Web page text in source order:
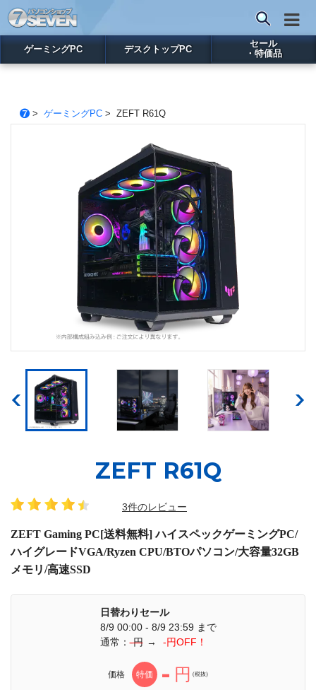
ゲーミングPC デスクトップPC
セール
・特価品
> ゲーミングPC> ZEFT R61Q
ZEFT R61Q
3件のレビュー
ZEFT Gaming PC[送料無料] ハイスペックゲーミングPC/
ハイグレードVGA/Ryzen CPU/BTOパソコン/大容量32GB
メモリ/高速SSD
日替わりセール
8/9 00:00 - 8/9 23:59 まで
通常：-円 → -円OFF！
価格 特価 - 円 (税抜)